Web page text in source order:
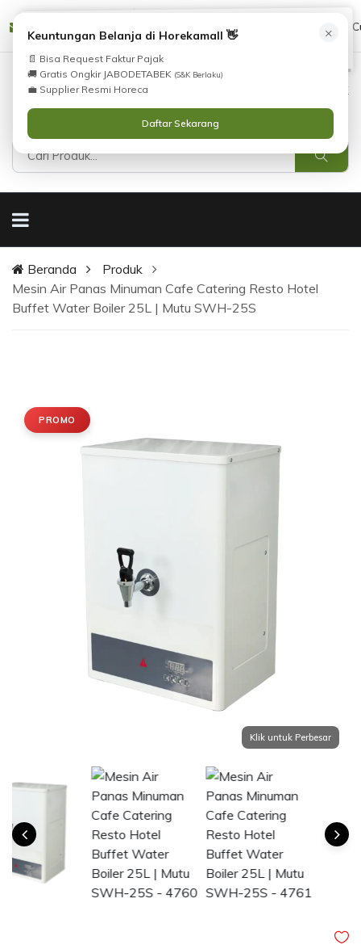
(021) 38783380 08551688000
Masuk
×
Keuntungan Belanja di Horekamall 👋
📄 Bisa Request Faktur Pajak
🚚 Gratis Ongkir JABODETABEK (S&K Berlaku)
💼 Supplier Resmi Horeca
Daftar Sekarang
Beranda
Produk
Mesin Air Panas Minuman Cafe Catering Resto Hotel
Buffet Water Boiler 25L | Mutu SWH-25S
PROMO
i
Silahkan lihatKatalog
Hubungi Kami